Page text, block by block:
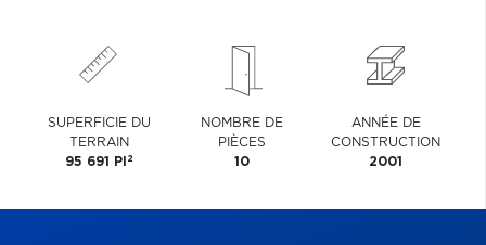
SUPERFICIE DU
TERRAIN
95 691 PI 2
NOMBRE DE
PIÈCES
10
ANNÉE DE
CONSTRUCTION
2001